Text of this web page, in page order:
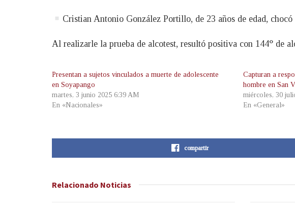
Cristian Antonio González Portillo, de 23 años de edad,
Al realizarle la prueba de alcotest, resultó positiva con 144° de
Presentan a sujetos vinculados a muerte de adolescente
en Soyapango
martes, 3 junio 2025 6:39 AM
En «Nacionales»
Capturan a
hombre en San
miércoles, 30
En «General»
compartir
Relacionado Noticias